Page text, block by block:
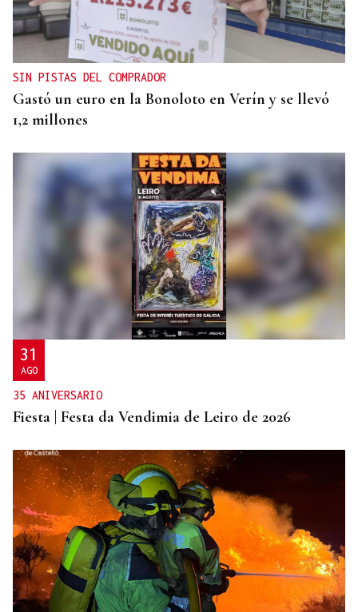
El ritmo toma Coles y estrena un verano a tope de
pulsaciones
SIN PISTAS DEL COMPRADOR
Gastó un euro en la Bonoloto en Verín y se llevó
1,2 millones
31
AGO
35 ANIVERSARIO
Fiesta | Festa da Vendimia de Leiro de 2026